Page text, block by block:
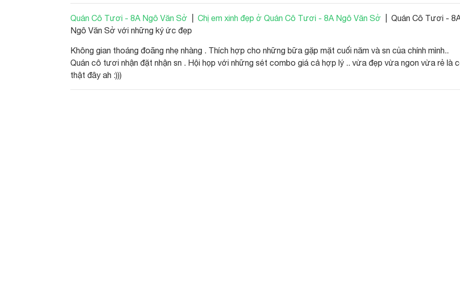
Quán Cô Tươi - 8A Ngô Văn Sở Chị em xinh đẹp ở Quán Cô Tươi - 8A Ngô Văn Sở | Quán Cô Tươi -
Ngô Văn Sở với những ký ức đẹp
Không gian thoáng đoãng nhẹ nhàng . Thích hợp cho những bữa gặp mặt cuối năm và sn của chính mình..
Quán cô tươi nhận đặt nhận sn . Hội họp với những sét combo giá cả hợp lý .. vừa đẹp vừa ngon vừa rẻ là
thật đây ah :)))